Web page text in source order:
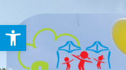
Werkzeugleiste öffnen
to
content